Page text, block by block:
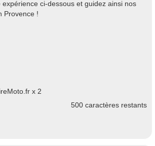
ci-dessous et guidez ainsi nos
Provence !
x 2
500 caractères restants